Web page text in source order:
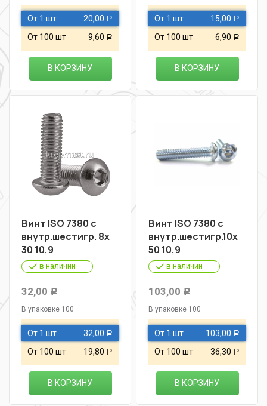
От 1 шт 20,00 Р
От 100 шт 9,60 Р
В КОРЗИНУ
От 1 шт 15,00 Р
От 100 шт 6,90 Р
В КОРЗИНУ
Винт ISO 7380 с
внутр.шестигр. 8х
30 10,9
в наличии
32,00 Р
В упаковке 100
От 1 шт 32,00 Р
От 100 шт 19,80 Р
В КОРЗИНУ
Винт ISO 7380 с
внутр.шестигр.10х
50 10,9
в наличии
103,00 Р
В упаковке 100
От 1 шт 103,00 Р
От 100 шт 36,30 Р
В КОРЗИНУ